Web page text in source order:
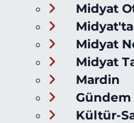
Midyat
Midyat
Midyat
Mardin
Gündem
Kültür-